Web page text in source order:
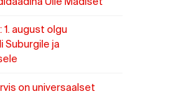
1. august olgu
Suburgile ja
on universaalset